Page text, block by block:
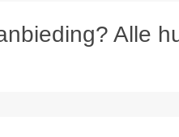
Alle